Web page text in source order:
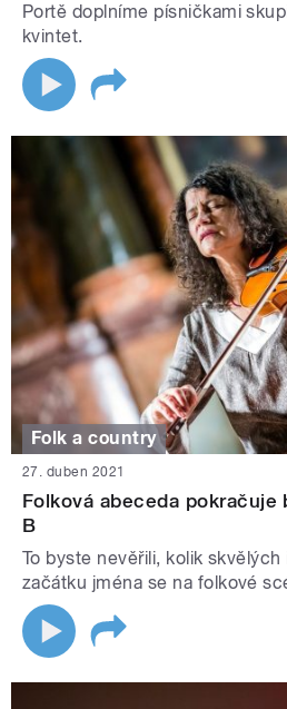
Portě doplníme písničkami
kvintet.
Folk a country
27. duben 2021
Folková abeceda pokračuje
B
To byste nevěřili, kolik
začátku jména se na folkové